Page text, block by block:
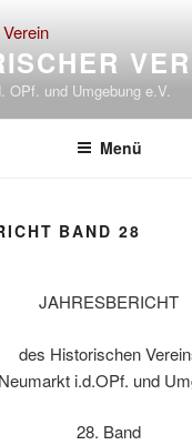
OPf. und Umgebung e.V.
Menü
BAND 28
JAHRESBERICHT
des Historischen
i.d.OPf. und
28. Band